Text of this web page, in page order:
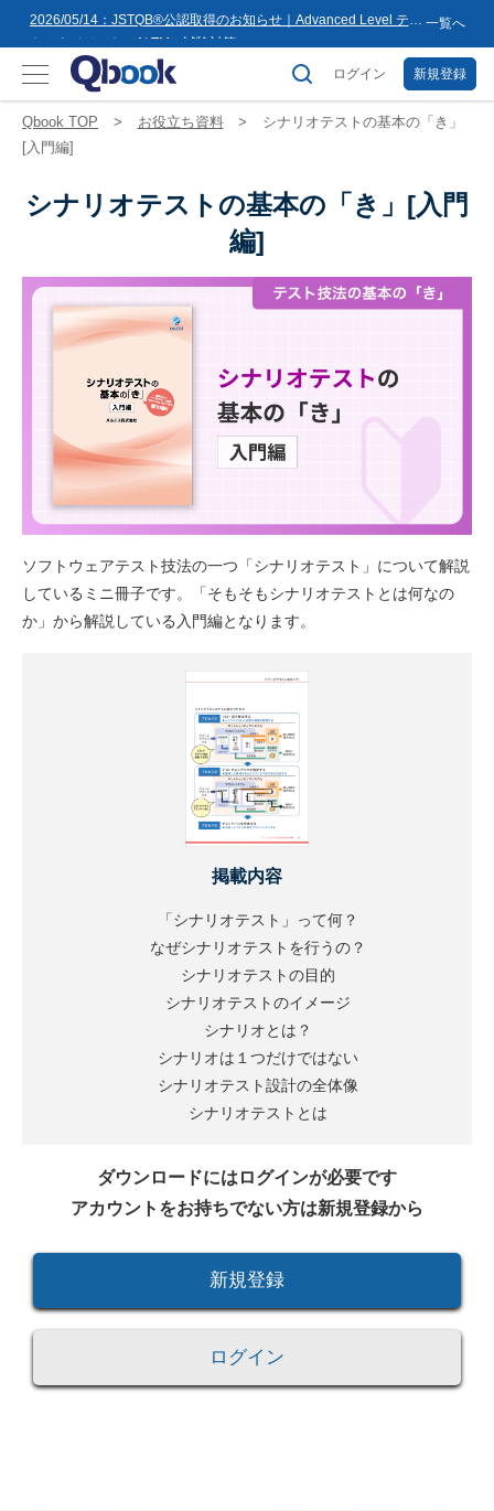
8月16日(日)まで
2026/05/14：JSTQB®公認取得のお知らせ｜Advanced Level テス
トマネジメント（ALTM）試験対策...
2026/03/02：バルテス・ホールディングス グループ内事業再編
に伴うサービス提供会社変更のお知らせ
2026/02/09：【重要】「テス友」システムメンテナンスのお知ら
せ
「テストマネージャー」を公開
2026/01/06：【2026年度】テーマ別セミナー 年間開催スケジュー
お知らせ
2025/08/08：【重要】「テス友」システムメンテナンスのお知ら
せ2025/02/25：【重要】ログインパスワード再設定のお願い
2025/02/19：【重要】システム変更に伴うメンテナンス作業のお
知らせ
2026/07/27：【夏季休業のお知らせ】2026年8月8日(土)～2026年
8月16日(日)まで
一覧へ
ログイン 新規登録
Qbook TOP お役立ち資料
シナリオテストの基本の「き」
[入門編]
シナリオテストの基本の「き」[入門
編]
ソフトウェアテスト技法の一つ「シナリオテスト」について解説
しているミニ冊子です。「そもそもシナリオテストとは何なの
か」から解説している入門編となります。
掲載内容
「シナリオテスト」って何？
なぜシナリオテストを行うの？
シナリオテストの目的
シナリオテストのイメージ
シナリオとは？
シナリオは１つだけではない
シナリオテスト設計の全体像
シナリオテストとは
ダウンロードにはログインが必要です
アカウントをお持ちでない方は新規登録から
新規登録
ログイン